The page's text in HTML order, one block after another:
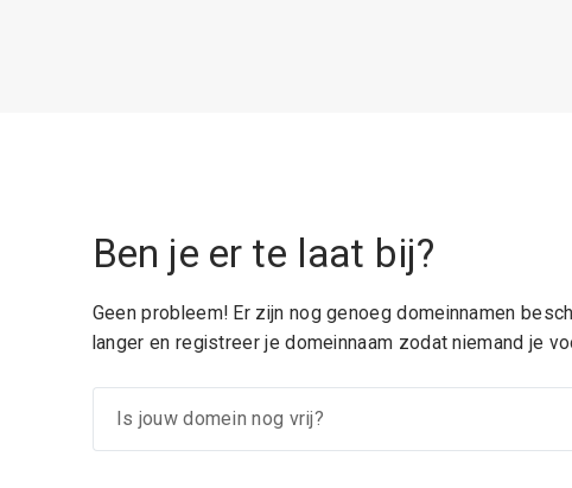
Ben je er te laat bij?
Geen probleem! Er zijn nog genoeg domeinnamen
langer en registreer je domeinnaam zodat niemand je